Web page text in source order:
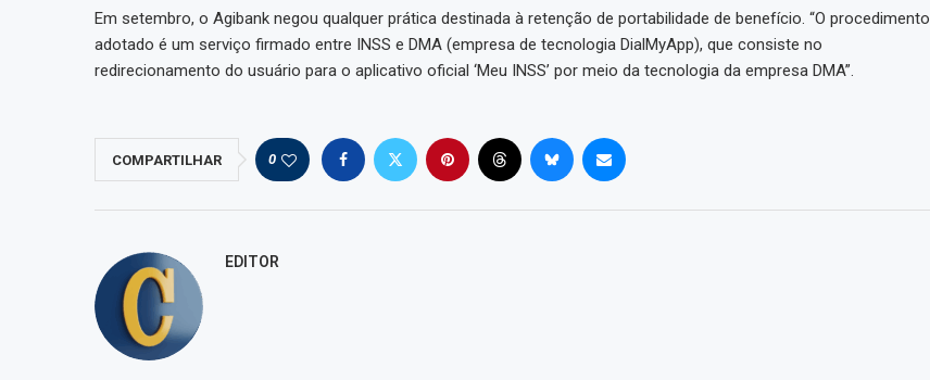
Em setembro, o Agibank negou qualquer prática destinada à retenção de portabilidade de benefício. “O procedimento
adotado é um serviço firmado entre INSS e DMA (empresa de tecnologia DialMyApp), que consiste no
redirecionamento do usuário para o aplicativo oficial ‘Meu INSS’ por meio da tecnologia da empresa DMA”.
COMPARTILHAR 0
EDITOR